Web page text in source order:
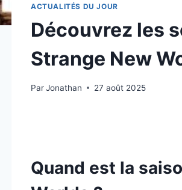
ACTUALITÉS DU JOUR
Découvrez les
Strange New
ParJonathan 27 août 2025
Quand est la